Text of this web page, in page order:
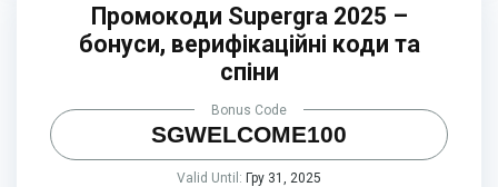
Промокоди Supergra 2025 –
бонуси, верифікаційні коди та
спіни
SGWELCOME100
Bonus Code
Valid Until: Гру 31, 2025